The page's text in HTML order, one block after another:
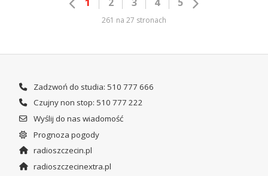
261 na 27 stronach
Zadzwoń do studia: 510 777 666
Czujny non stop: 510 777 222
Wyślij do nas wiadomość
Prognoza pogody
radioszczecin.pl
radioszczecinextra.pl